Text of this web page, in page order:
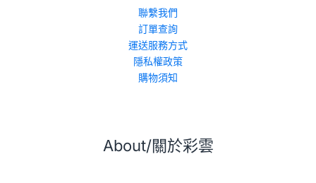
聯繫我們
訂單查詢
運送服務方式
隱私權政策
購物須知
About/關於彩雲